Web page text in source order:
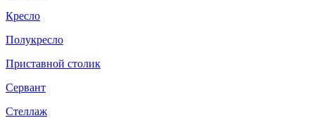
Кресло
Полукресло
Приставной столик
Сервант
Стеллаж